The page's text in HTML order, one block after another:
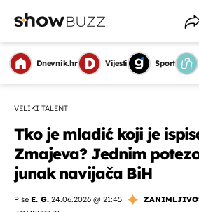
Dnevnik.hr Vijesti Sport
VELIKI TALENT
Tko je mladić koji je
Zmajeva? Jednim
junak navijača BiH
Piše E. G.,24.06.2026 @ 21:45